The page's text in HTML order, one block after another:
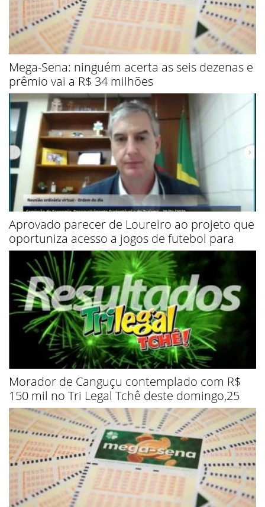
Mega-Sena: ninguém acerta as seis dezenas e
prêmio vai a R$ 34 milhões
Aprovado parecer de Loureiro ao projeto que
oportuniza acesso a jogos de futebol para
Morador de Canguçu contemplado com R$
150 mil no Tri Legal Tchê deste domingo,25